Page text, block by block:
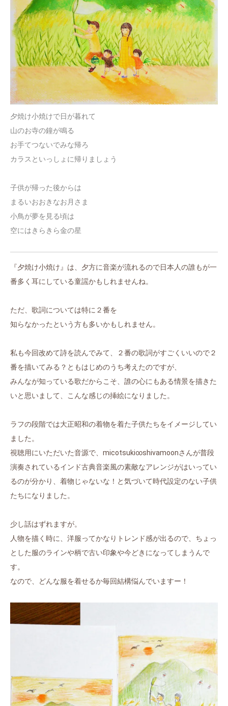
夕焼け小焼けで日が暮れて
山のお寺の鐘が鳴る
お手てつないでみな帰ろ
カラスといっしょに帰りましょう
子供が帰った後からは
まるいおおきなお月さま
小鳥が夢を見る頃は
空にはきらきら金の星
『夕焼け小焼け』は、夕方に音楽が流れるので日本人の誰もが一
番多く耳にしている童謡かもしれませんね。
ただ、歌詞については特に２番を
知らなかったという方も多いかもしれません。
私も今回改めて詩を読んでみて、２番の歌詞がすごくいいので２
番を描いてみる？ともはじめのうち考えたのですが、
みんなが知っている歌だからこそ、誰の心にもある情景を描きた
いと思いまして、こんな感じの挿絵になりました。
ラフの段階では大正昭和の着物を着た子供たちをイメージしてい
ました。
視聴用にいただいた音源で、micotsuki∞shivamoonさんが普段
演奏されているインド古典音楽風の素敵なアレンジがはいってい
るのが分かり、着物じゃないな！と気づいて時代設定のない子供
たちになりました。
少し話はずれますが。
人物を描く時に、洋服ってかなりトレンド感が出るので、ちょっ
とした服のラインや柄で古い印象や今どきになってしまうんで
す。
なので、どんな服を着せるか毎回結構悩んでいますー！